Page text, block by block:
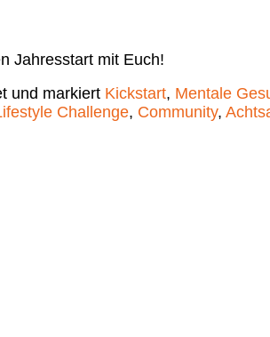
Jahresstart mit Euch!
und markiert Kickstart, Mentale
Challenge, Community,